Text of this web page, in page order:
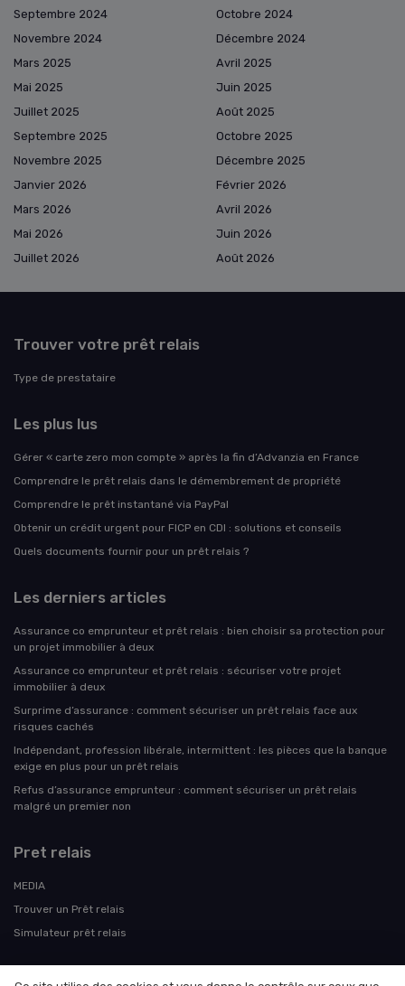
Septembre 2024
Octobre 2024
Novembre 2024
Décembre 2024
Mars 2025
Avril 2025
Mai 2025
Juin 2025
Juillet 2025
Août 2025
Septembre 2025
Octobre 2025
Novembre 2025
Décembre 2025
Janvier 2026
Février 2026
Mars 2026
Avril 2026
Mai 2026
Juin 2026
Juillet 2026
Août 2026
Trouver votre prêt relais
Type de prestataire
Les plus lus
Gérer « carte zero mon compte » après la fin d’Advanzia en France
Comprendre le prêt relais dans le démembrement de propriété
Comprendre le prêt instantané via PayPal
Obtenir un crédit urgent pour FICP en CDI : solutions et conseils
Quels documents fournir pour un prêt relais ?
Les derniers articles
Assurance co emprunteur et prêt relais : bien choisir sa protection pour
un projet immobilier à deux
Assurance co emprunteur et prêt relais : sécuriser votre projet
immobilier à deux
Surprime d’assurance : comment sécuriser un prêt relais face aux
risques cachés
Indépendant, profession libérale, intermittent : les pièces que la banque
exige en plus pour un prêt relais
Refus d’assurance emprunteur : comment sécuriser un prêt relais
malgré un premier non
Pret relais
MEDIA
Trouver un Prêt relais
Simulateur prêt relais